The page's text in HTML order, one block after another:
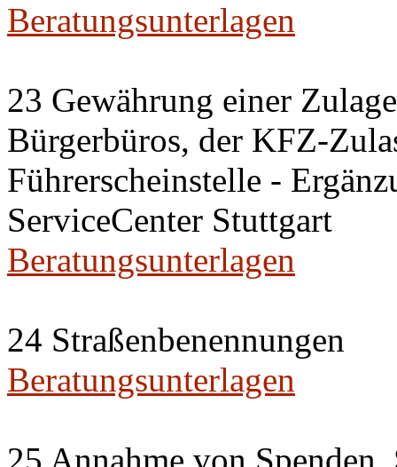
Beratungsunterlagen
23 Gewährung einer
Bürgerbüros, der KFZ-
Führerscheinstelle -
ServiceCenter Stuttgart
Beratungsunterlagen
24 Straßenbenennungen
Beratungsunterlagen